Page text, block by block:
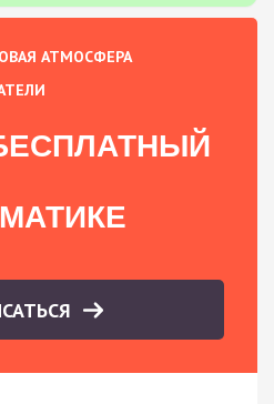
АТМОСФЕРА